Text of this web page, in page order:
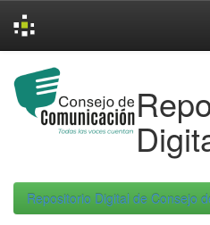
navigation
Repositorio Digital de Consejo